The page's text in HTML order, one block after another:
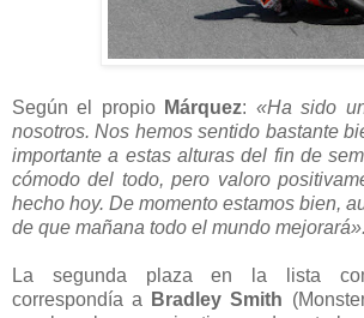
Según el propio Márquez: «Ha sido
nosotros. Nos hemos sentido bastante
importante a estas alturas del fin de
cómodo del todo, pero valoro
hecho hoy. De momento estamos bien,
de que mañana todo el mundo mejorará».
La segunda plaza en la lista
correspondía a
Bradley Smith